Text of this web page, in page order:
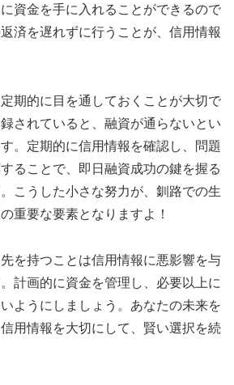
資金を手に入れることができるので
済を遅れずに行うことが、信用情報
期的に目を通しておくことが大切で
されていると、融資が通らないとい
。定期的に信用情報を確認し、問題
ることで、即日融資成功の鍵を握る
こうした小さな努力が、釧路での生
重要な要素となりますよ！
を持つことは信用情報に悪影響を与
計画的に資金を管理し、必要以上に
ようにしましょう。あなたの未来を
用情報を大切にして、賢い選択を続